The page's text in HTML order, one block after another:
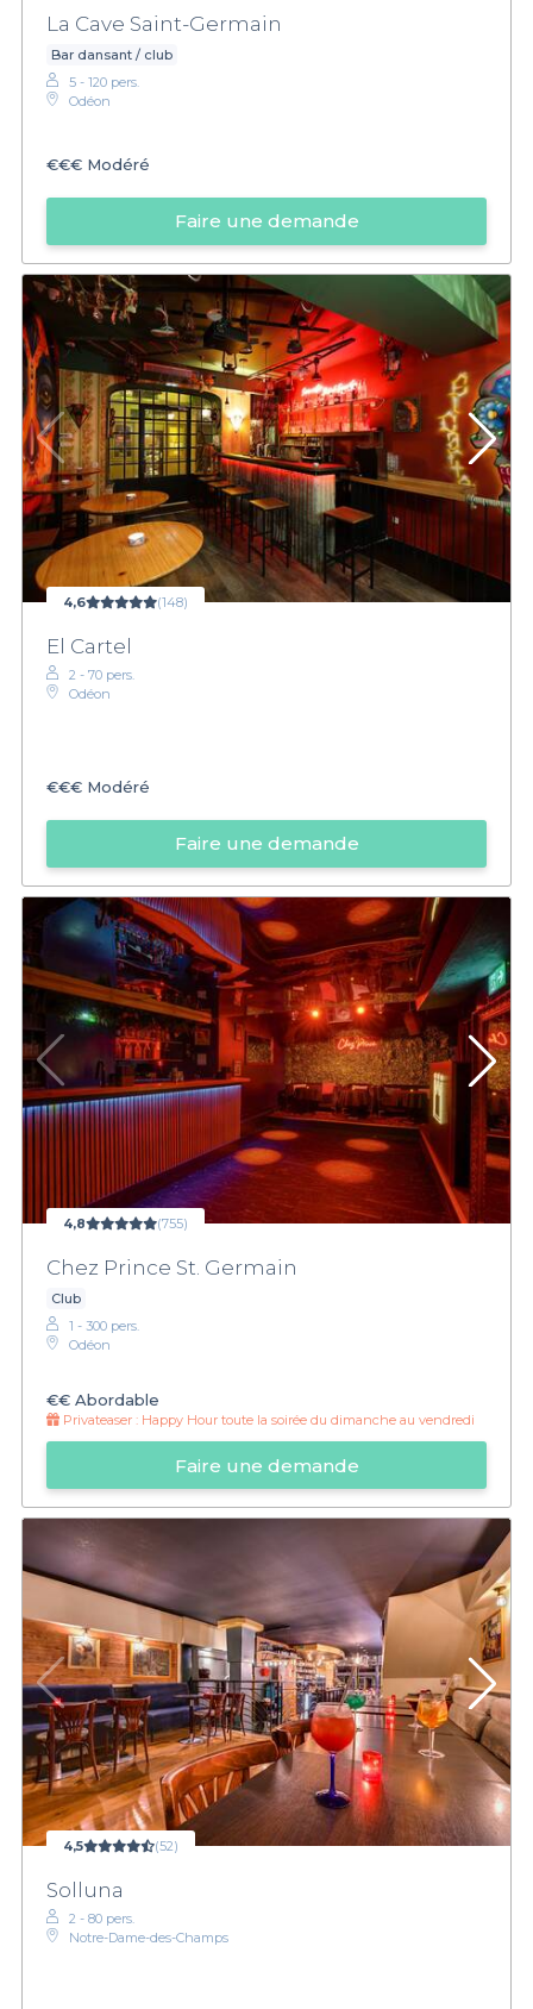
La Cave Saint-Germain
Bar dansant / club
5 - 120 pers.
Odéon
€€€ Modéré
Faire une demande
4,6 (148)
El Cartel
2 - 70 pers.
Odéon
€€€ Modéré
Faire une demande
4,8 (755)
Chez Prince St. Germain
Club
1 - 300 pers.
Odéon
€€ Abordable
Privateaser : Happy Hour toute la soirée du dimanche au vendredi
Faire une demande
4,5 (52)
Solluna
2 - 80 pers.
Notre-Dame-des-Champs